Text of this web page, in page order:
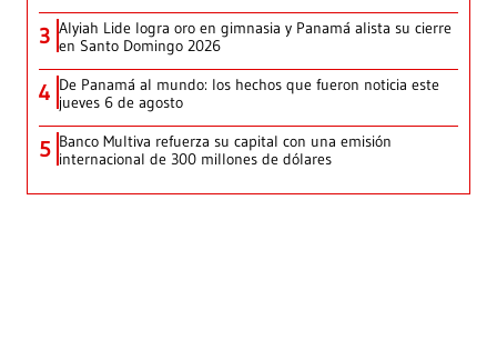
3 Alyiah Lide logra oro en gimnasia y Panamá alista su cierre
en Santo Domingo 2026
4 De Panamá al mundo: los hechos que fueron noticia este
jueves 6 de agosto
5 Banco Multiva refuerza su capital con una emisión
internacional de 300 millones de dólares